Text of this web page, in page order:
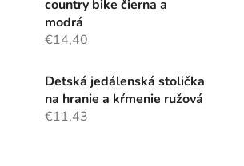
country bike čierna a
modrá
€14,40
Detská jedálenská stolička
na hranie a kŕmenie ružová
€11,43